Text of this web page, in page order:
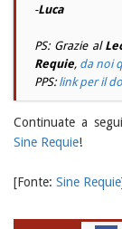
-Luca
PS: Grazie al
Requie, da noi
PPS:link per il
Continuate a
Sine Requie!
[Fonte: Sine Requie